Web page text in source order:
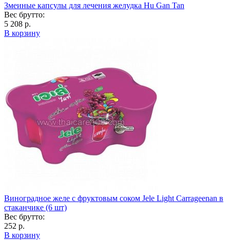
Змеиные капсулы для лечения желудка Hu Gan Tan
Вес брутто:
5 208 р.
В корзину
Виноградное желе с фруктовым соком Jele Light Carrageenan в
стаканчике (6 шт)
Вес брутто:
252 р.
В корзину